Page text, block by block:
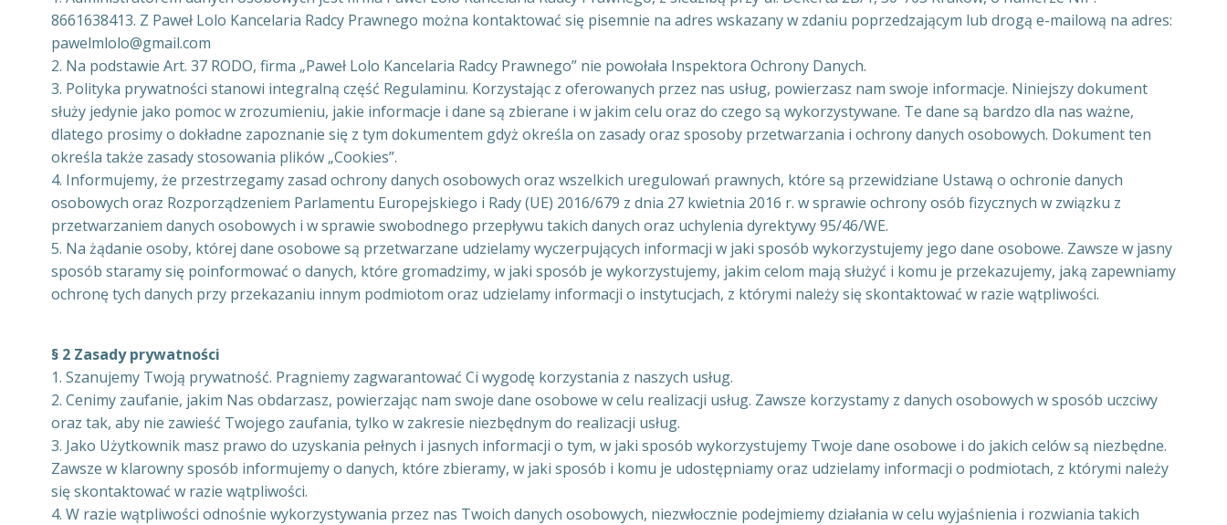
8661638413. Z Paweł Lolo Kancelaria Radcy Prawnego można kontaktować się pisemnie na adres wskazany w zdaniu poprzedzającym lub drogą e-mailową na adres:
pawelmlolo@gmail.com
2. Na podstawie Art. 37 RODO, firma „Paweł Lolo Kancelaria Radcy Prawnego” nie powołała Inspektora Ochrony Danych.
3. Polityka prywatności stanowi integralną część Regulaminu. Korzystając z oferowanych przez nas usług, powierzasz nam swoje informacje. Niniejszy dokument
służy jedynie jako pomoc w zrozumieniu, jakie informacje i dane są zbierane i w jakim celu oraz do czego są wykorzystywane. Te dane są bardzo dla nas ważne,
dlatego prosimy o dokładne zapoznanie się z tym dokumentem gdyż określa on zasady oraz sposoby przetwarzania i ochrony danych osobowych. Dokument ten
określa także zasady stosowania plików „Cookies”.
4. Informujemy, że przestrzegamy zasad ochrony danych osobowych oraz wszelkich uregulowań prawnych, które są przewidziane Ustawą o ochronie danych
osobowych oraz Rozporządzeniem Parlamentu Europejskiego i Rady (UE) 2016/679 z dnia 27 kwietnia 2016 r. w sprawie ochrony osób fizycznych w związku z
przetwarzaniem danych osobowych i w sprawie swobodnego przepływu takich danych oraz uchylenia dyrektywy 95/46/WE.
5. Na żądanie osoby, której dane osobowe są przetwarzane udzielamy wyczerpujących informacji w jaki sposób wykorzystujemy jego dane osobowe. Zawsze w jasny
sposób staramy się poinformować o danych, które gromadzimy, w jaki sposób je wykorzystujemy, jakim celom mają służyć i komu je przekazujemy, jaką zapewniamy
ochronę tych danych przy przekazaniu innym podmiotom oraz udzielamy informacji o instytucjach, z którymi należy się skontaktować w razie wątpliwości.
§ 2 Zasady prywatności
1. Szanujemy Twoją prywatność. Pragniemy zagwarantować Ci wygodę korzystania z naszych usług.
2. Cenimy zaufanie, jakim Nas obdarzasz, powierzając nam swoje dane osobowe w celu realizacji usług. Zawsze korzystamy z danych osobowych w sposób uczciwy
oraz tak, aby nie zawieść Twojego zaufania, tylko w zakresie niezbędnym do realizacji usług.
3. Jako Użytkownik masz prawo do uzyskania pełnych i jasnych informacji o tym, w jaki sposób wykorzystujemy Twoje dane osobowe i do jakich celów są niezbędne.
Zawsze w klarowny sposób informujemy o danych, które zbieramy, w jaki sposób i komu je udostępniamy oraz udzielamy informacji o podmiotach, z którymi należy
się skontaktować w razie wątpliwości.
4. W razie wątpliwości odnośnie wykorzystywania przez nas Twoich danych osobowych, niezwłocznie podejmiemy działania w celu wyjaśnienia i rozwiania takich